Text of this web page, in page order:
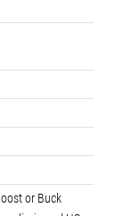
or Buck